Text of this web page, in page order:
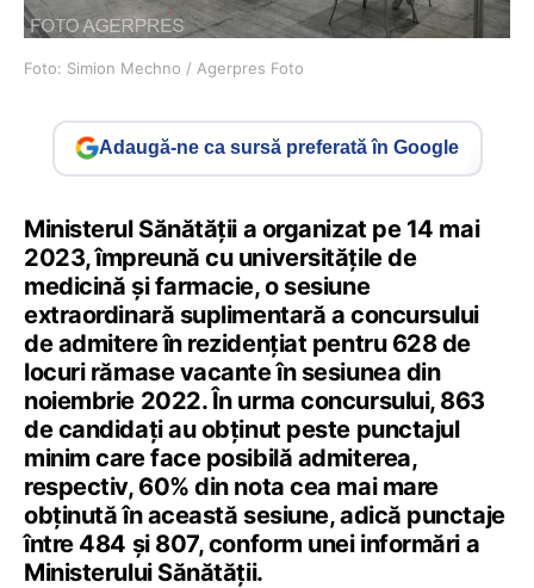
Foto: Simion Mechno / Agerpres Foto
Adaugă-ne ca sursă preferată în Google
Ministerul Sănătății a organizat pe 14 mai
2023, împreună cu universitățile de
medicină și farmacie, o sesiune
extraordinară suplimentară a concursului
de admitere în rezidențiat pentru 628 de
locuri rămase vacante în sesiunea din
noiembrie 2022. În urma concursului, 863
de candidați au obținut peste punctajul
minim care face posibilă admiterea,
respectiv, 60% din nota cea mai mare
obținută în această sesiune, adică punctaje
între 484 și 807, conform unei informări a
Ministerului Sănătății.